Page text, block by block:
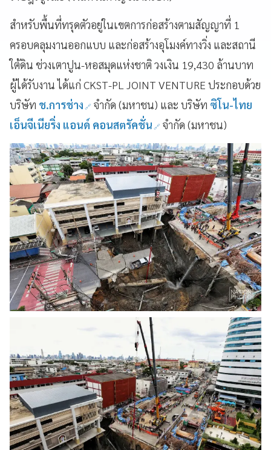
สำหรับพื้นที่ทรุดตัวอยู่ในเขตการก่อสร้างตามสัญญาที่ 1
ครอบคลุมงานออกแบบ และก่อสร้างอุโมงค์ทางวิ่ง และสถานี
ใต้ดิน ช่วงเตาปูน-หอสมุดแห่งชาติ วงเงิน 19,430 ล้านบาท
ผู้ได้รับงาน ได้แก่ CKST-PL JOINT VENTURE ประกอบด้วย
บริษัท ช.การช่าง จำกัด (มหาชน) และ บริษัท ซิโน-ไทย
เอ็นจีเนียริ่ง แอนด์ คอนสตรัคชั่น จำกัด (มหาชน)